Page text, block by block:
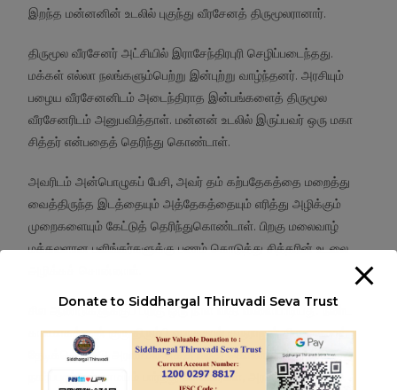
இறந்த மன்னனின் உடலில் புகுந்து வீரசேனத் திருமூலரானார்.
திருமூல வீரசேனர் அட்சியில் இராசேந்திரபுரி செழிப்படைந்தது.
மக்கள் எல்லா நலங்களும்பெற்று இன்புற்று வாழ்ந்தனர். அரசியும்
பழைய வீரசேனனிடம் அடைந்திராத இன்பங்களைத் திருமூல
வீரசேனரிடம் அனுபவித்தாள். மன்னன் உடலில் இருப்பவர் ஒரு மகா
சித்தர் என்பதைத் தெரிந்து கொண்டாள்.
அவரிடம் அன்பொழுகப் பேசி, அவர் தம் கற்பதேகத்தை மறைத்து
வைத்திருந்த இடத்தையும் அத்தேகத்தையும் எரித்து அழிக்கும்
முறைகளையும் கேட்டுத் தெரிந்துகொண்டாள். பிறகு மலைவாழ்
மக்கலளான பளிங்கர்களுக்கு பணம் கொடுத்து சித்தரின் உடலை
சில ஆண்டுகளுக்குப் பிறகு ஒரு நாள் விதி விளையாடியது. நீண்ட
காலமாகத் தன் குரு திரும்பி வராததால் குருராஜன் திருமூலரைத்
தேடிக்கொண்டு அரண்மனைக்கு வந்து கொண்டிருந்தார். அவர்
நகர்ப்புறம் வந்தசமயம் பார்த்து பளிங்கர்கள், அரசி கூறியபடி
Donate to Siddhargal Thiruvadi Seva Trust